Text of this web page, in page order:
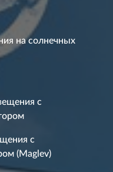
на солнечных
с
с
(Maglev)